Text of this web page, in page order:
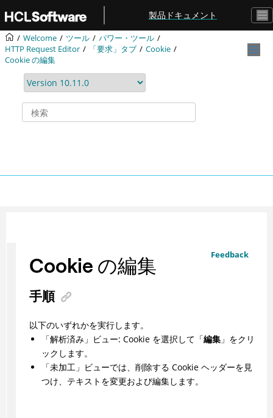
メインコンテンツにジャンプ
製品ドキュメント
Welcome ツール
パワー・ツール
HTTP Request Editor
「要求」タブ
Cookie
Cookie の編集
Feedback
Cookie の編集
手順
以下のいずれかを実行します。
「解析済み」ビュー: Cookie を選択して「編集」をクリ
ックします。
「未加工」ビューでは、削除する Cookie ヘッダーを見
つけ、テキストを変更および編集します。